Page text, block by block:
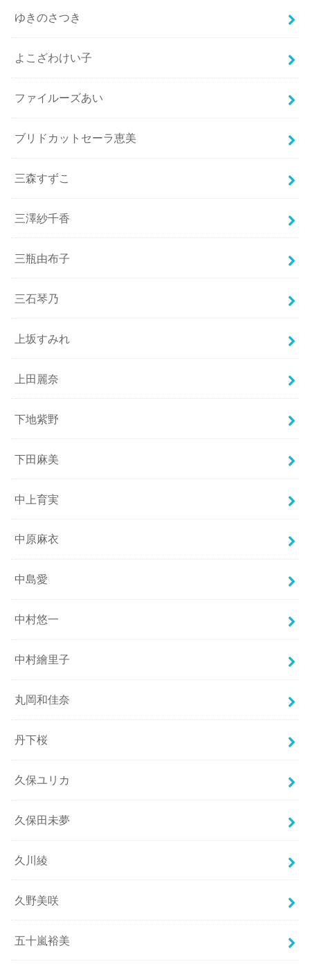
ゆきのさつき
よこざわけい子
ファイルーズあい
ブリドカットセーラ恵美
三森すずこ
三澤紗千香
三瓶由布子
三石琴乃
上坂すみれ
上田麗奈
下地紫野
下田麻美
中上育実
中原麻衣
中島愛
中村悠一
中村繪里子
丸岡和佳奈
丹下桜
久保ユリカ
久保田未夢
久川綾
久野美咲
五十嵐裕美